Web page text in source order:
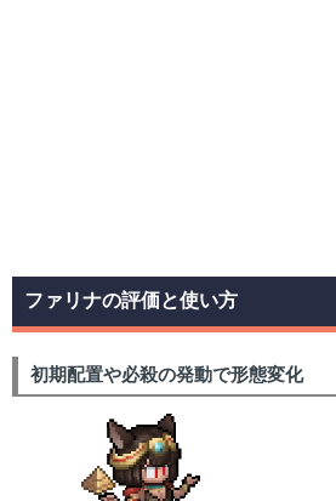
ファリナの評価と使い方
初期配置や必殺の発動で形態変化